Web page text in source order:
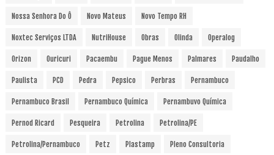
Nossa Senhora Do Ô Novo Mateus Novo Tempo RH
Noxtec Serviços LTDA NutriHouse Obras Olinda Operalog
Orizon Ouricuri Pacaembu Pague Menos Palmares Paudalho
Paulista PCD Pedra Pepsico Perbras Pernambuco
Pernambuco Brasil Pernambuco Química Pernambuvo Química
Pernod Ricard Pesqueira Petrolina Petrolina/PE
Petrolina/Pernambuco Petz Plastamp Pleno Consultoria